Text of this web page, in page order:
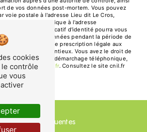
de vos données post-mortem. Vous pouvez
voie postale à l'adresse Lieu dit Le Cros,
courrier électronique à l'adresse
Un justificatif d'identité pourra vous
conservons vos données pendant la période de
pendant la durée de prescription légale aux
gestion des contentieux. Vous avez le droit de
d'opposition au démarchage téléphonique,
Bloctel.gouv.fr. Consultez le site cnil.fr
sur vos droits.
Recherches fréquentes
cookies
contrôle
vous